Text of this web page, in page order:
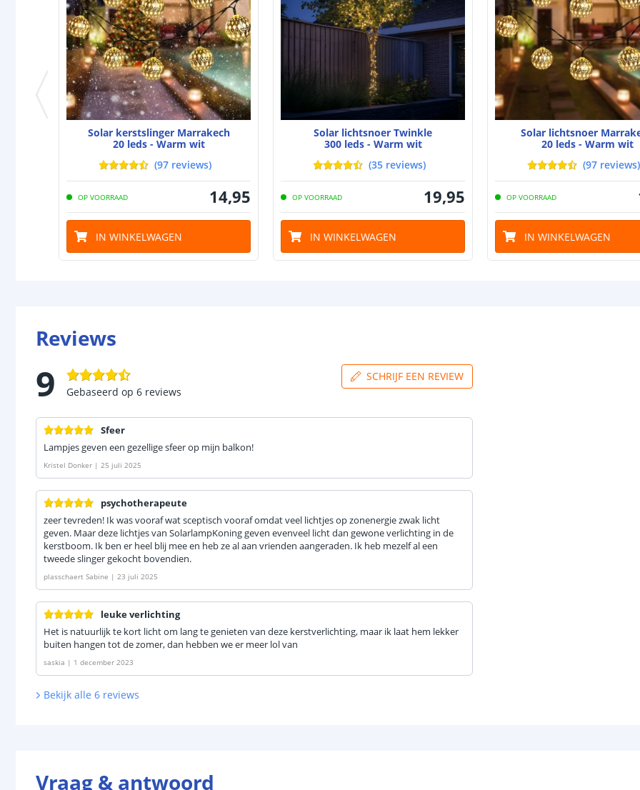
Type paneel
Capaciteit
De meest
blog
Solar kerstslinger Marrakech
20 leds - Warm wit
(97 reviews)
OP VOORRAAD 14,95
IN WINKELWAGEN
Solar lichtsnoer Twinkle
300 leds - Warm wit
(35 reviews)
OP VOORRAAD 19,95
IN WINKELWAGEN
Solar lichtsnoer
20 leds - Warm wit
(97 reviews)
OP VOORRAAD
IN WINKELWAGEN
Reviews
9 Gebaseerd op 6 reviews
SCHRIJF EEN REVIEW
Sfeer
Lampjes geven een gezellige sfeer op mijn balkon!
Kristel Donker | 25 juli 2025
psychotherapeute
zeer tevreden! Ik was vooraf wat sceptisch vooraf omdat veel lichtjes op zonenergie zwak licht
geven. Maar deze lichtjes van SolarlampKoning geven evenveel licht dan gewone verlichting in de
kerstboom. Ik ben er heel blij mee en heb ze al aan vrienden aangeraden. Ik heb mezelf al een
tweede slinger gekocht bovendien.
plasschaert Sabine | 23 juli 2025
leuke verlichting
Het is natuurlijk te kort licht om lang te genieten van deze kerstverlichting, maar ik laat hem lekker
buiten hangen tot de zomer, dan hebben we er meer lol van
saskia | 1 december 2023
Bekijk alle 6 reviews
Vraag & antwoord